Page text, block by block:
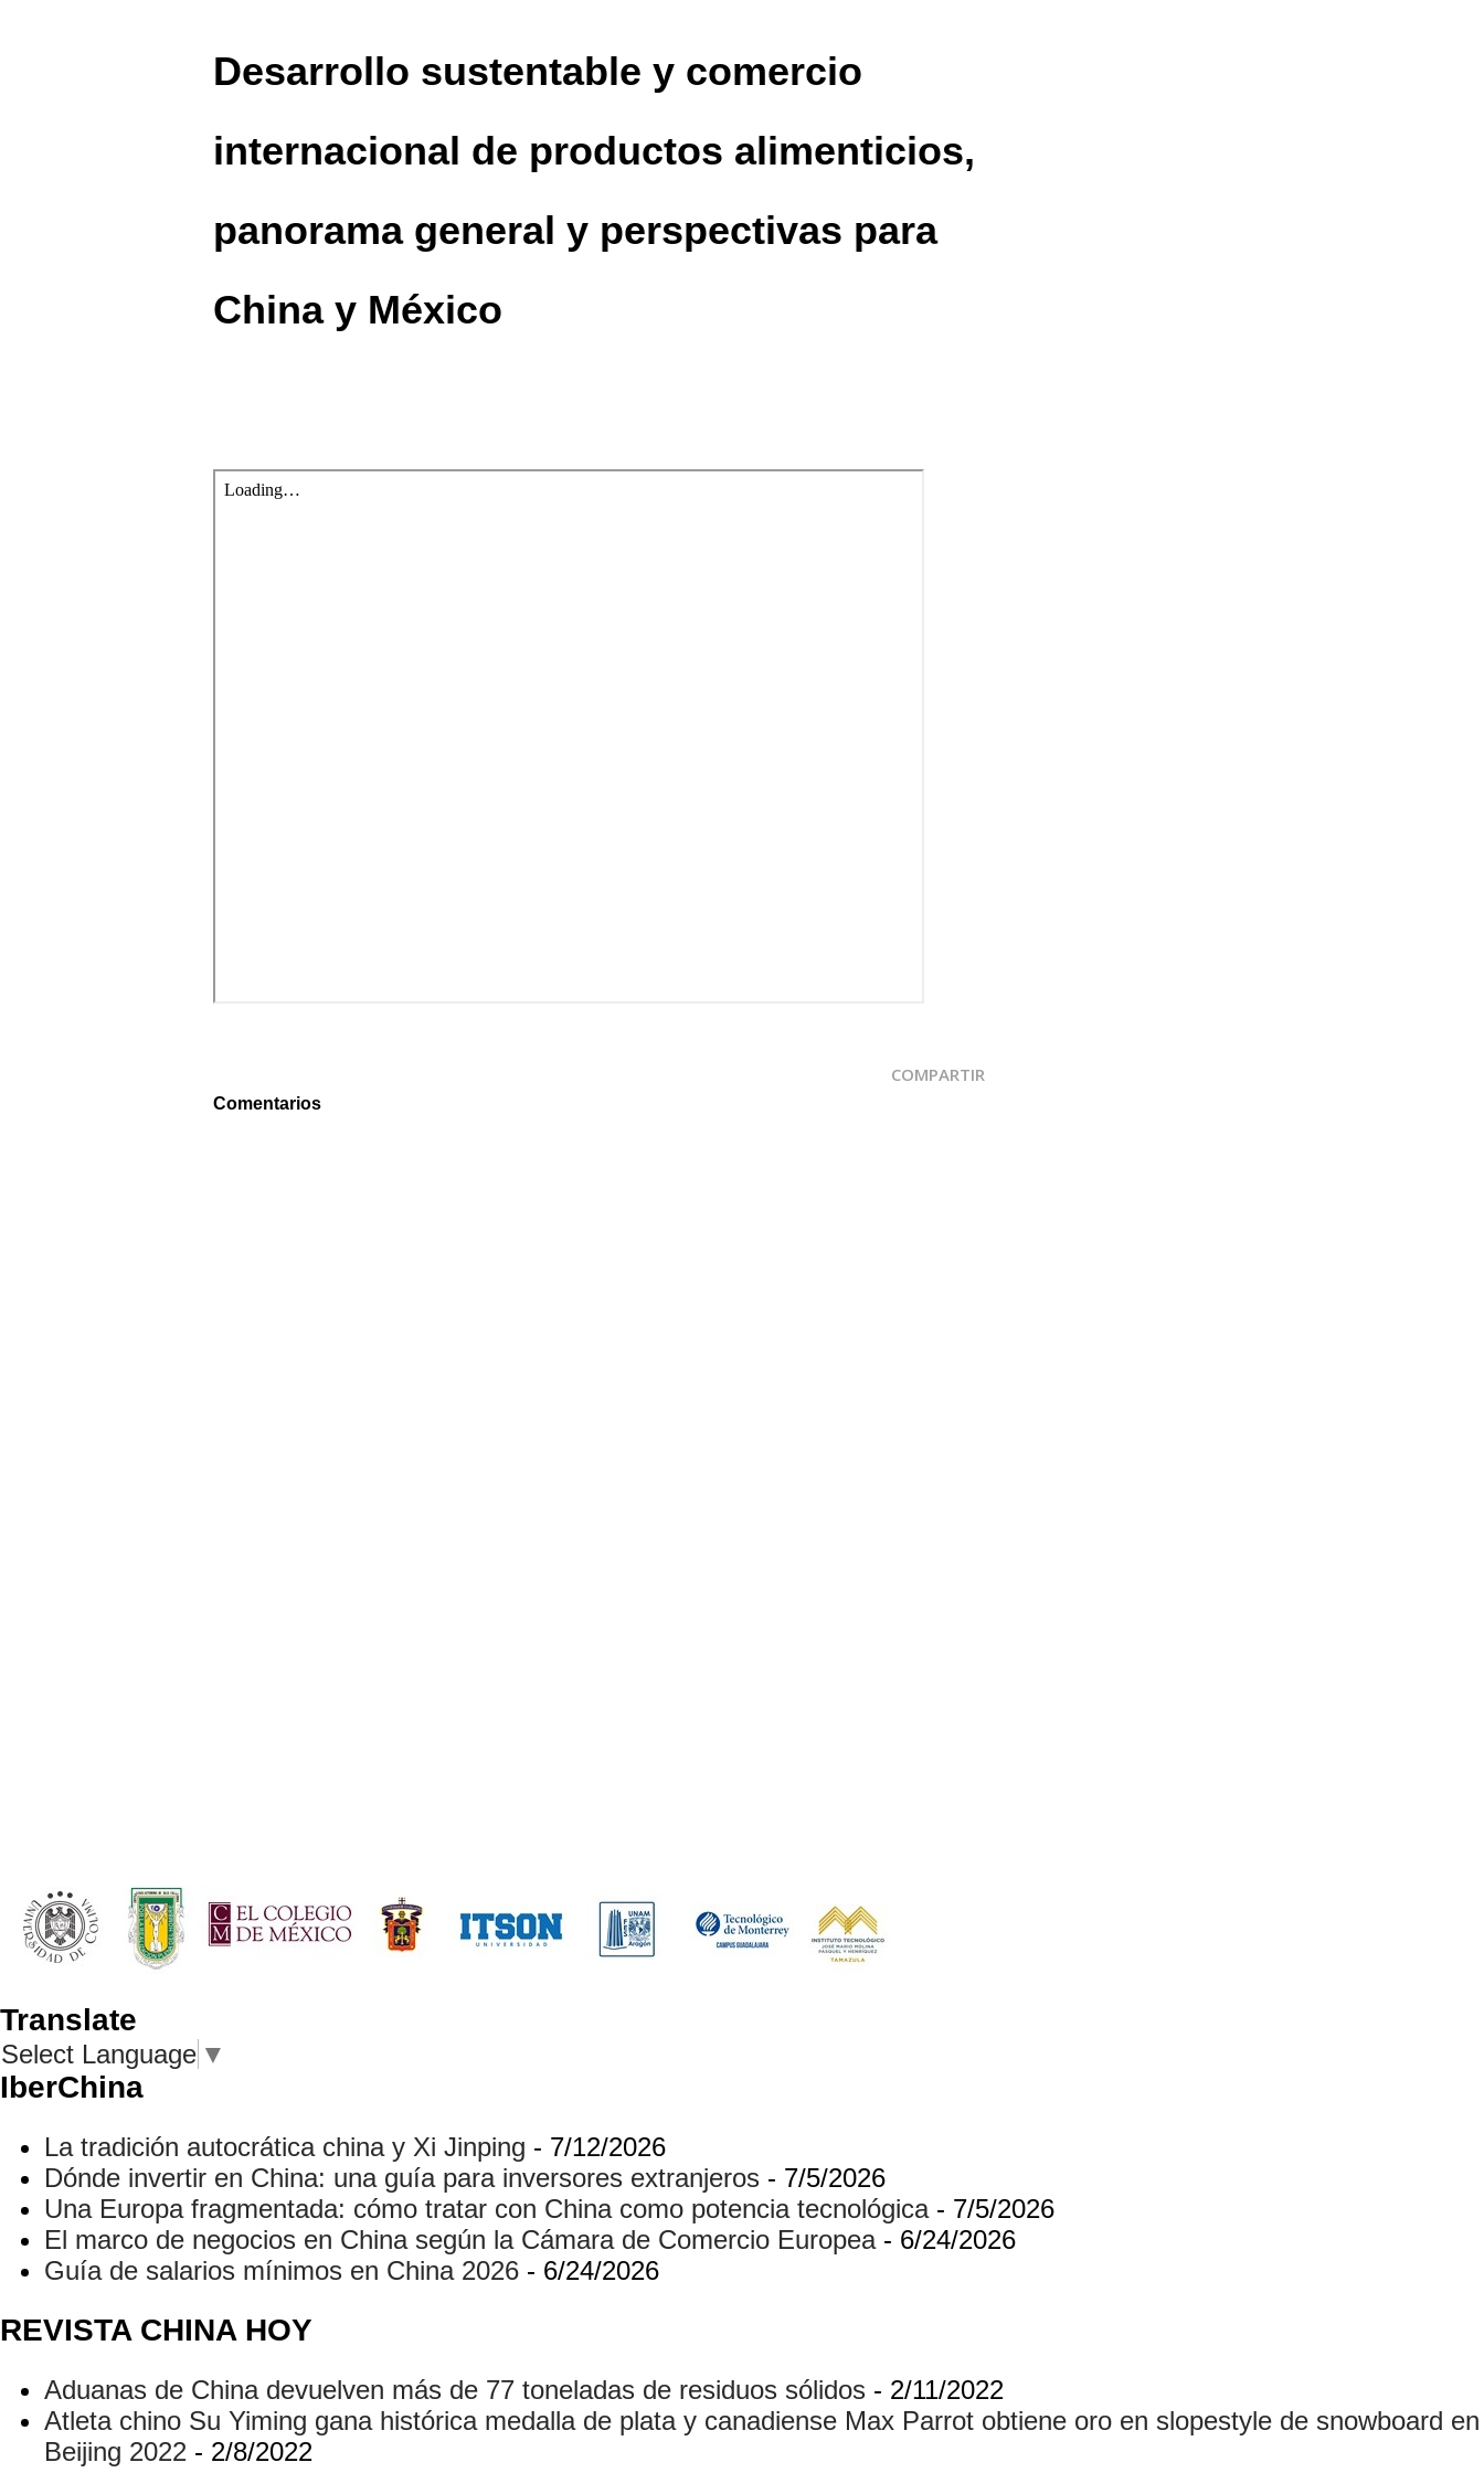
Desarrollo sustentable y comercio
internacional de productos alimenticios,
panorama general y perspectivas para
China y México
COMPARTIR
Comentarios
Translate
Select Language ▼
IberChina
La tradición autocrática china y Xi Jinping - 7/12/2026
Dónde invertir en China: una guía para inversores extranjeros - 7/5/2026
Una Europa fragmentada: cómo tratar con China como potencia tecnológica- 7/5/2026
El marco de negocios en China según la Cámara de Comercio Europea- 6/24/2026
Guía de salarios mínimos en China 2026 - 6/24/2026
REVISTA CHINA HOY
Aduanas de China devuelven más de 77 toneladas de residuos sólidos - 2/11/2022
Atleta chino Su Yiming gana histórica medalla de plata y canadiense Max Parrot obtiene oro en slopestyle de snowboard en
Beijing 2022 - 2/8/2022